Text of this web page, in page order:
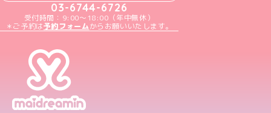
03-6744-6726
受付時間：9:00～18:00（年中無休）
＊ご予約は予約フォームからお願いいたします。